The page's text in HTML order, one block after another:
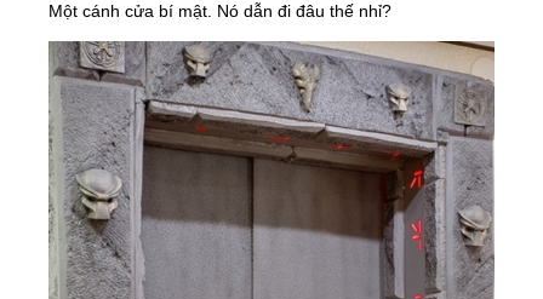
Một cánh cửa bí mật. Nó dẫn đi đâu thế nhỉ?